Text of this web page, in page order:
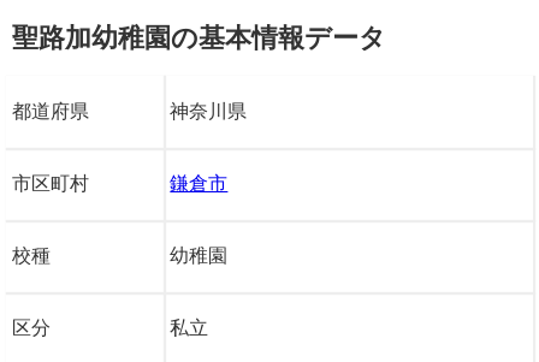
聖路加幼稚園の基本情報データ
都道府県 神奈川県
市区町村 鎌倉市
校種 幼稚園
区分 私立